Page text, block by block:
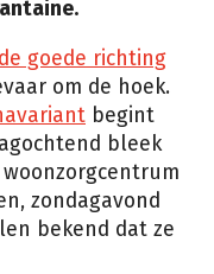
goede richting
om de hoek.
begint
bleek
zondagavond
bekend dat ze